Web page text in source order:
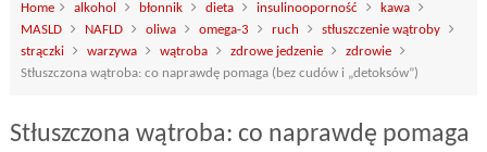
Home alkohol błonnik dieta insulinooporność
kawa
MASLD
NAFLD oliwa omega-3 ruch
stłuszczenie wątroby
strączki
warzywa wątroba zdrowe jedzenie
zdrowie
Stłuszczona wątroba: co naprawdę pomaga (bez cudów i „detoksów”)
Stłuszczona wątroba: co naprawdę pomaga